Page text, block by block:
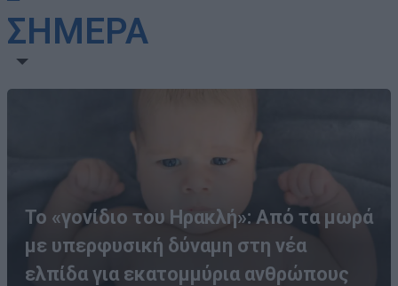
ΣΗΜΕΡΑ
Το «γονίδιο του Ηρακλή»: Από τα μωρά
με υπερφυσική δύναμη στη νέα
ελπίδα για εκατομμύρια ανθρώπους